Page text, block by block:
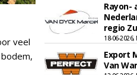
veel
Rayon-
regio
18-06-
Export
Van